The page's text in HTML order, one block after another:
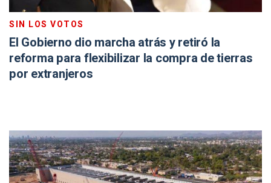
SIN LOS VOTOS
El Gobierno dio marcha atrás y retiró la
reforma para flexibilizar la compra de tierras
por extranjeros